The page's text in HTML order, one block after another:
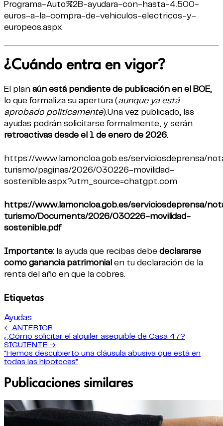
Programa-Auto%2B-ayudara-con-hasta-4.500-
euros-a-la-compra-de-vehiculos-electricos-y-
europeos.aspx
¿Cuándo entra en vigor?
El plan aún está pendiente de publicación en el BOE,
lo que formaliza su apertura (aunque ya está
aprobado políticamente).Una vez publicado, las
ayudas podrán solicitarse formalmente, y serán
retroactivas desde el 1 de enero de 2026.
https://www.lamoncloa.gob.es/serviciosdeprensa/
turismo/paginas/2026/030226-movilidad-
sostenible.aspx?utm_source=chatgpt.com
https://www.lamoncloa.gob.es/serviciosdeprensa/
turismo/Documents/2026/030226-movilidad-
sostenible.pdf
Importante: la ayuda que recibas debe declararse
como ganancia patrimonial en tu declaración de la
renta del año en que la cobres.
Etiquetas
Ayudas
← ANTERIOR
¿Cómo solicitar el alquiler asequible de Casa 47?
SIGUIENTE →
“Hemos descubierto una cláusula abusiva que está en
todas las hipotecas”
Publicaciones similares